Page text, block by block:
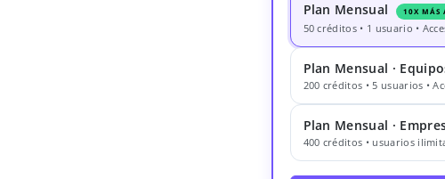
Plan Mensual 10X MÁS
50 créditos • 1 usuario •
Plan Mensual ·
200 créditos • 5 usuarios •
Plan Mensual ·
400 créditos • usuarios